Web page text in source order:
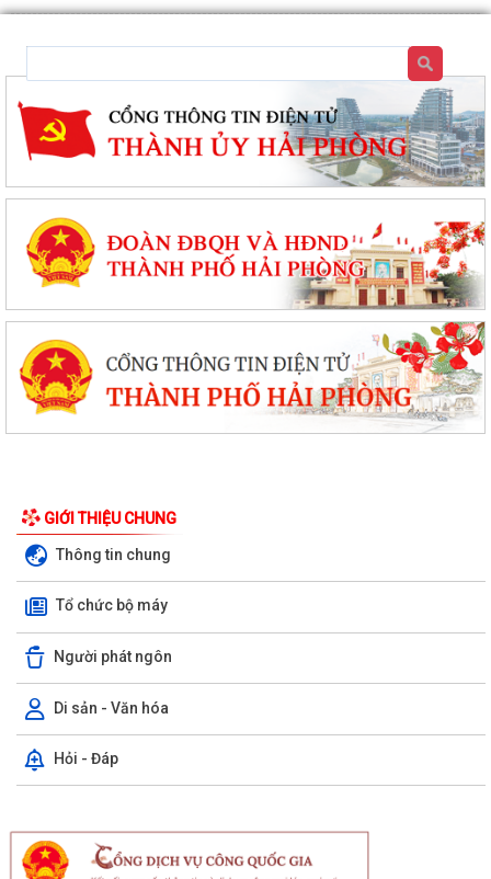
GIỚI THIỆU CHUNG
Thông tin chung
Tổ chức bộ máy
Người phát ngôn
Di sản - Văn hóa
Hỏi - Đáp